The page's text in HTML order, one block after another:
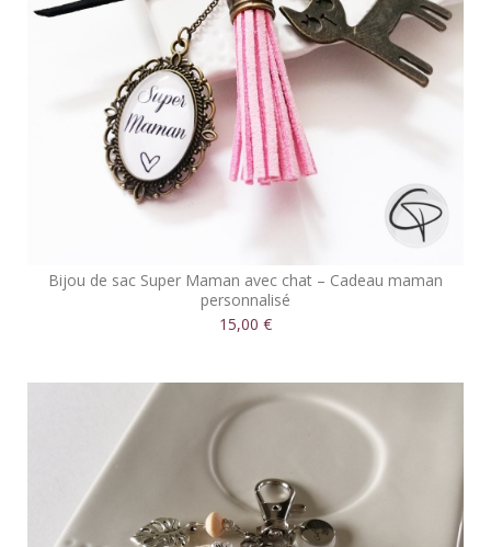
Bijou de sac Super Maman avec chat – Cadeau maman
personnalisé
15,00 €